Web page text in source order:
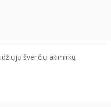
švenčių akimirkų